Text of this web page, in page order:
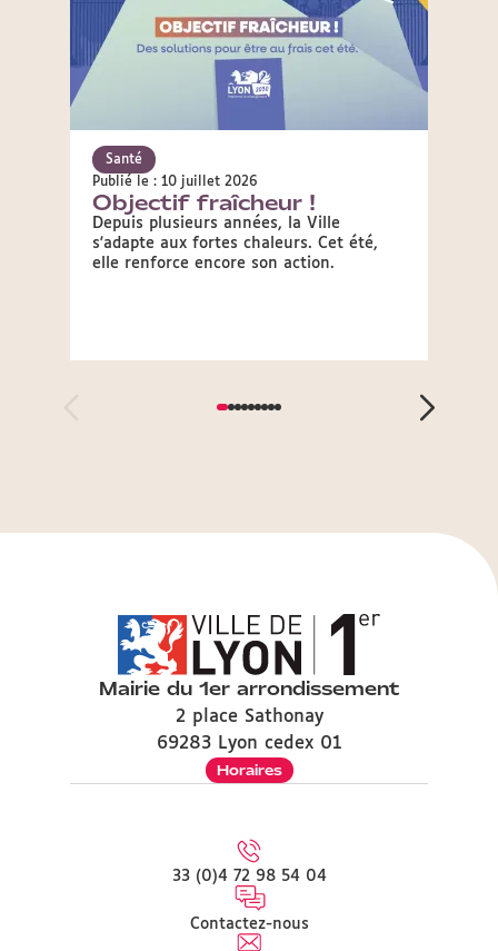
Santé
Publié le : 10 juillet 2026
Objectif fraîcheur !
Depuis plusieurs années, la Ville
s'adapte aux fortes chaleurs. Cet été,
elle renforce encore son action.
Mairie du 1er arrondissement
2 place Sathonay
69283 Lyon cedex 01
Horaires
33 (0)4 72 98 54 04
Contactez-nous